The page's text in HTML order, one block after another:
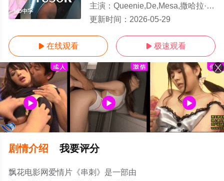
HD中字
主演： Queenie,De,Mesa,撒哈拉·伯纳莱斯,Margaret,Sison
更新时间： 2026-05-29
 在线观看  极速观看
剧情介绍 我要评分
飘花电影网爱情片《串刺》是一部由